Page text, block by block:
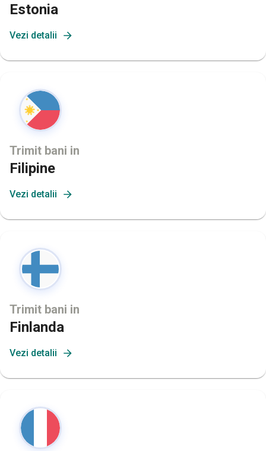
Estonia
Vezi detalii
Trimit bani in
Filipine
Vezi detalii
Trimit bani in
Finlanda
Vezi detalii